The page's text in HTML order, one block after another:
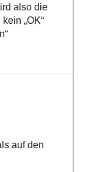
also die
„OK“
auf den